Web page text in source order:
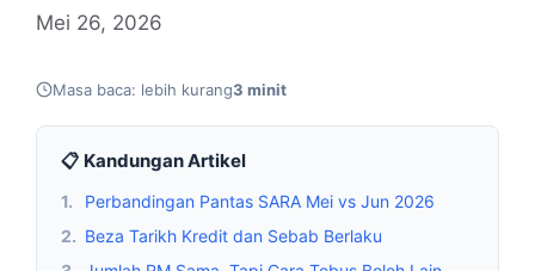
Mei 26, 2026
Masa baca: lebih kurang3 minit
📋 Kandungan Artikel
1.
Perbandingan Pantas SARA Mei vs Jun 2026
2. Beza Tarikh Kredit dan Sebab Berlaku